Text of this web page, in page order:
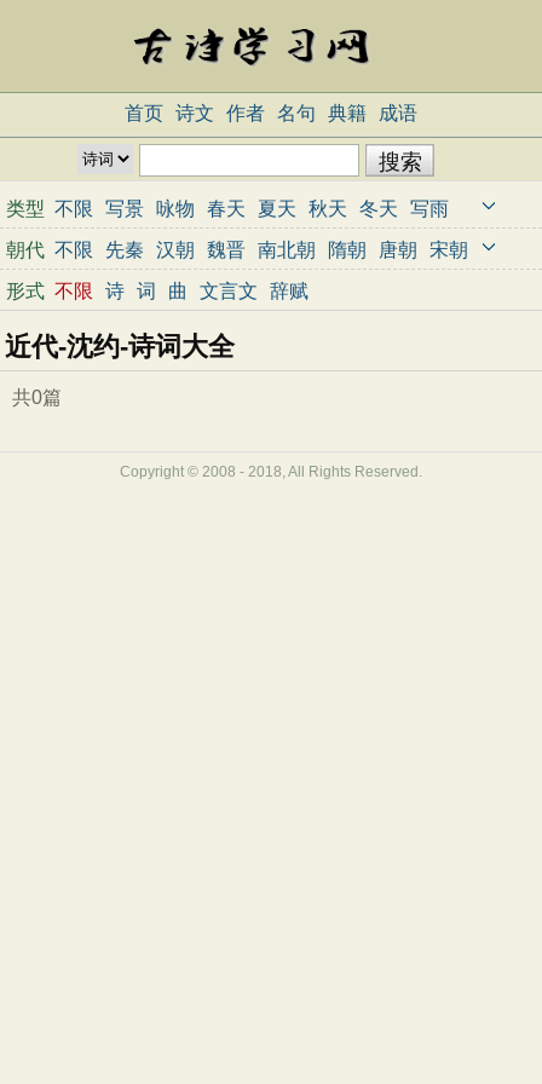
首页 诗文 作者 名句 典籍 成语
类型 不限 写景 咏物 春天 夏天 秋天 冬天
写雨
写雪
写风 写花 梅花 荷花 菊花 柳树
月亮
山水 写山 写水 长江 黄河 儿童 写鸟
写马
田园 边塞 地名 抒情 爱国 离别 送别 思乡
思念 爱情 励志 哲理
母亲 友情 战争 读书 惜时 婉约 豪放 诗经
民谣
咏史怀古 宋词精选 小学古诗 初中古诗
朝代 不限 先秦 汉朝 魏晋 南北朝 隋朝 唐朝
宋朝
元朝
明朝 清朝 近代 当代
形式 不限 诗 词 曲 文言文 辞赋
近代-沈约-诗词大全
共0篇
Copyright © 2008 - 2018, All Rights Reserved.